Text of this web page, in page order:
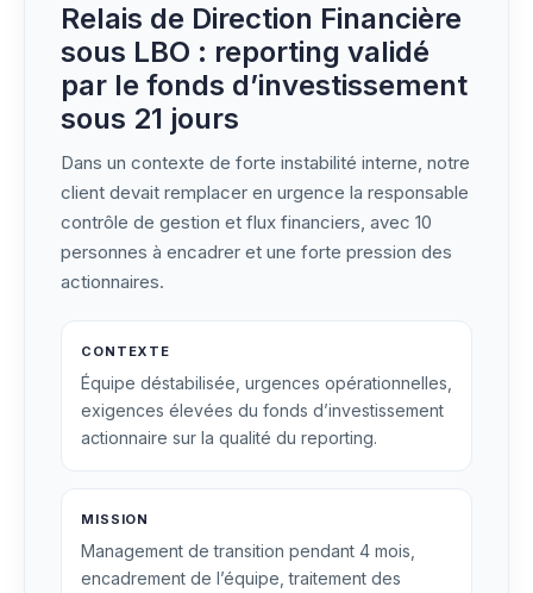
Relais de Direction Financière
sous LBO : reporting validé
par le fonds d’investissement
sous 21 jours
Dans un contexte de forte instabilité interne, notre
client devait remplacer en urgence la responsable
contrôle de gestion et flux financiers, avec 10
personnes à encadrer et une forte pression des
actionnaires.
CONTEXTE
Équipe déstabilisée, urgences opérationnelles,
exigences élevées du fonds d’investissement
actionnaire sur la qualité du reporting.
MISSION
Management de transition pendant 4 mois,
encadrement de l’équipe, traitement des